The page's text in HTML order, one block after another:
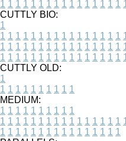
1 1 1 1 1 1 1 1 1 1 1 1 1 1 1 1
CUTTLY BIO:
1
1 1 1 1 1 1 1 1 1 1 1 1 1 1 1 1
1 1 1 1 1 1 1 1 1 1 1 1 1 1 1 1
1 1 1 1 1 1 1 1 1 1 1 1 1 1 1 1
CUTTLY OLD:
1
1 1 1 1 1 1 1 1 1 1
MEDIUM:
1 1 1 1 1 1 1 1 1 1
1 1 1 1 1 1 1 1 1 1 1 1 1 1 1 1
1 1 1 1 1 1 1 1 1 1 1 1 1 1 1 1